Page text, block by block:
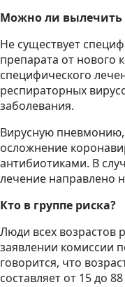
Можно ли вылечить
Не существует
препарата от нового
специфического
респираторных
заболевания.
Вирусную
осложнение
антибиотиками. В
лечение направлено
Кто в группе риска?
Люди всех возрастов
заявлении комиссии
говорится, что
составляет от 15 до 88